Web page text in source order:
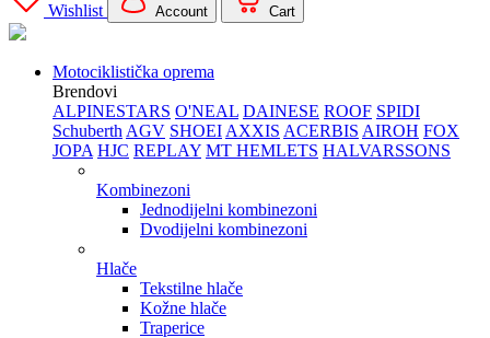
Wishlist
Account Cart
Motociklistička oprema
Brendovi
ALPINESTARS O'NEAL DAINESE ROOF SPIDI
Schuberth AGV SHOEI AXXIS ACERBIS AIROH FOX
JOPA HJC REPLAY MT HEMLETS HALVARSSONS
Kombinezoni
Jednodijelni kombinezoni
Dvodijelni kombinezoni
Hlače
Tekstilne hlače
Kožne hlače
Traperice